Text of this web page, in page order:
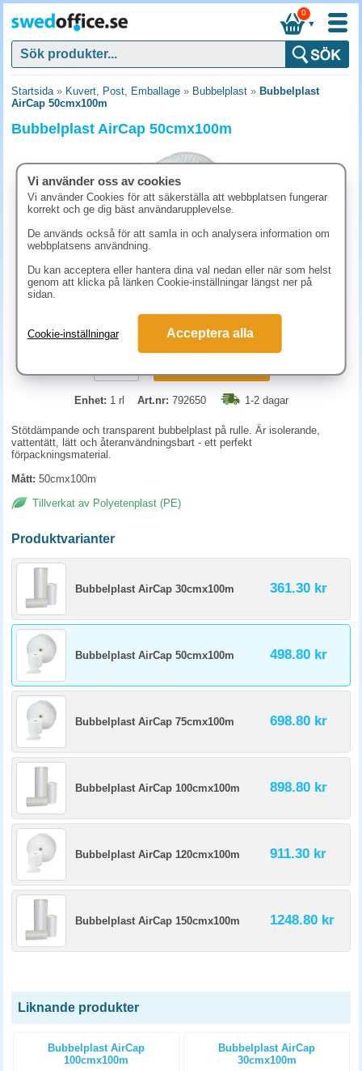
▼
0
Startsida» Kuvert, Post, Emballage » Bubbelplast » Bubbelplast
AirCap 50cmx100m
Bubbelplast AirCap 50cmx100m
498.80 kr (inkl. moms)
Enhet: 1 rl Art.nr: 792650 1-2 dagar
Stötdämpande och transparent bubbelplast på rulle. Är isolerande,
vattentätt, lätt och återanvändningsbart - ett perfekt
förpackningsmaterial.
Mått: 50cmx100m
Tillverkat av Polyetenplast (PE)
Produktvarianter
Bubbelplast AirCap 30cmx100m 361.30 kr
Bubbelplast AirCap 50cmx100m 498.80 kr
Bubbelplast AirCap 75cmx100m 698.80 kr
Bubbelplast AirCap 100cmx100m 898.80 kr
Bubbelplast AirCap 120cmx100m 911.30 kr
Bubbelplast AirCap 150cmx100m 1248.80 kr
Liknande produkter
Bubbelplast AirCap
100cmx100m
Bubbelplast AirCap
30cmx100m
Vi använder oss av cookies
Vi använder Cookies för att säkerställa att webbplatsen fungerar
korrekt och ge dig bäst användarupplevelse.
De används också för att samla in och analysera information om
webbplatsens användning.
Du kan acceptera eller hantera dina val nedan eller när som helst
genom att klicka på länken Cookie-inställningar längst ner på
sidan.
Cookie-inställningar Acceptera alla